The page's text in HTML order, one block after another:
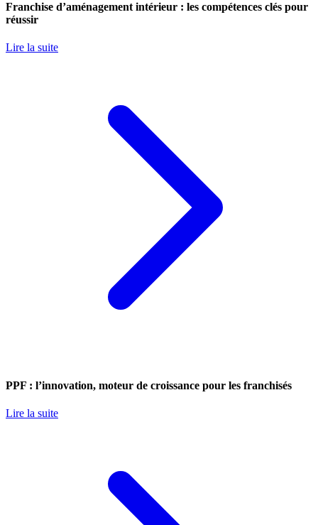
Franchise d’aménagement intérieur : les compétences clés pour
réussir
Lire la suite
PPF : l’innovation, moteur de croissance pour les franchisés
Lire la suite